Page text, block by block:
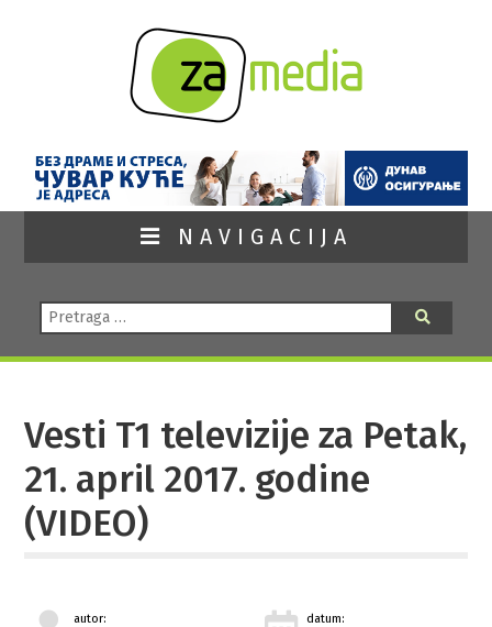
NAVIGACIJA
Pretraga:
Vesti T1 televizije za Petak,
21. april 2017. godine
(VIDEO)
autor: datum: